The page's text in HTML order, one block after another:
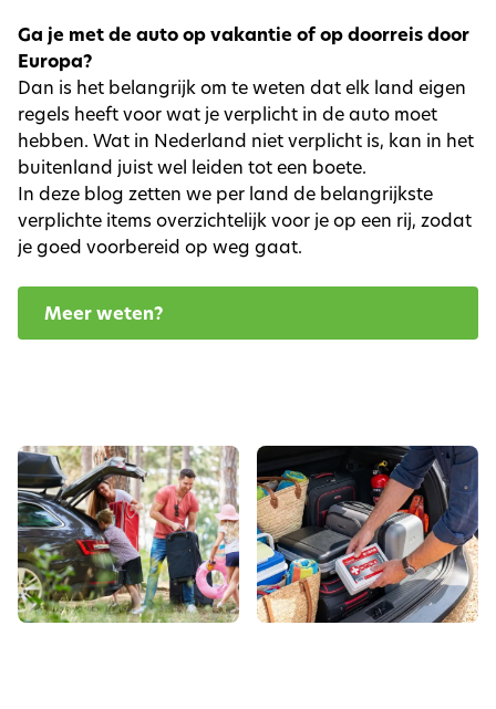
Ga je met de auto op vakantie of op doorreis door
Europa?
Dan is het belangrijk om te weten dat elk land eigen
regels heeft voor wat je verplicht in de auto moet
hebben. Wat in Nederland niet verplicht is, kan in het
buitenland juist wel leiden tot een boete.
In deze blog zetten we per land de belangrijkste
verplichte items overzichtelijk voor je op een rij, zodat
je goed voorbereid op weg gaat.
Meer weten?